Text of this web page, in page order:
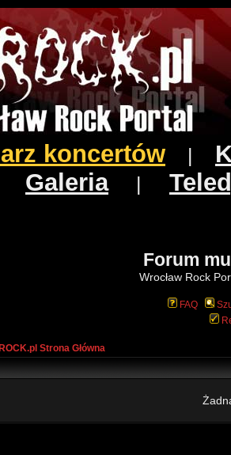
koncertów
Galeria|
Forum
Wrocław Rock
FAQ
Strona Główna